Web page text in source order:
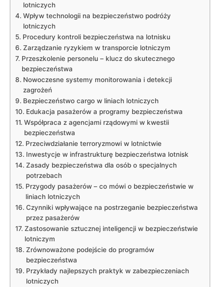
lotniczych
Wpływ technologii na bezpieczeństwo podróży
lotniczych
Procedury kontroli bezpieczeństwa na lotnisku
Zarządzanie ryzykiem w ​transporcie lotniczym
Przeszkolenie personelu – ⁢klucz do skutecznego
bezpieczeństwa
Nowoczesne systemy monitorowania i detekcji
zagrożeń
Bezpieczeństwo cargo w liniach lotniczych
Edukacja pasażerów a programy bezpieczeństwa
Współpraca ‌z agencjami rządowymi w kwestii
bezpieczeństwa
Przeciwdziałanie terroryzmowi w lotnictwie
Inwestycje w infrastrukturę bezpieczeństwa lotnisk
Zasady bezpieczeństwa ‍dla osób o ‍specjalnych ​
potrzebach
Przygody pasażerów –‍ co mówi​ o‍ bezpieczeństwie w
liniach lotniczych
Czynniki wpływające na postrzeganie bezpieczeństwa
przez pasażerów
Zastosowanie sztucznej inteligencji w bezpieczeństwie
lotniczym
Zrównoważone podejście do programów
bezpieczeństwa
Przykłady⁣ najlepszych praktyk w‍ zabezpieczeniach
lotniczych